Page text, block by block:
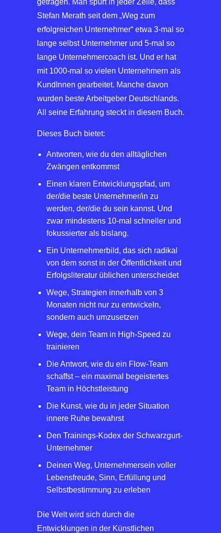
getragen. Man spürt in jeder Zeile, dass
Stefan Merath seit dem „Weg zum
erfolgreichen Unternehmer“ etwa 3-mal so
lange selbst Unternehmer und 5-mal so
lange Unternehmercoach ist. Und er hat
mit 1000-mal so vielen Unternehmern als
KundInnen gearbeitet. Manche davon
wurden beste Arbeitgeber Deutschlands.
All seine Erfahrung steckt in diesem Buch.
Dieses Buch bietet:
Antworten, wie du den alltäglichen
Zwängen entkommst
Einen klaren Entwicklungspfad, um
der/die beste Unternehmer/in zu
werden, der/die du sein kannst. Und
zwar mindestens 10-mal schneller und
fokussierter als bislang.
Ein Unternehmerbild, das sich radikal
von dem sonst in der Öffentlichkeit und
Erfolgsliteratur üblichen unterscheidet
Wege, Strategien innerhalb von 3
Monaten nicht nur zu entwickeln,
sondern auch umzusetzen
Wege, dein Team in High-Speed zu
trainieren
Die Antwort, wie du ein Flow-Team
schaffst – ein maximal begeistertes
Team in Höchstleistung
Die Kunst, wie du in jeder Situation
innere Ruhe bewahrst
Den Trainings-Kodex der Schwarzgurt-
Unternehmer
Deinen Weg, Unternehmersein voller
Lebensfreude, Sinn, Erfüllung und
Selbstbestimmung zu erleben
Die Welt wird sich durch die
Entwicklungen in der Künstlichen